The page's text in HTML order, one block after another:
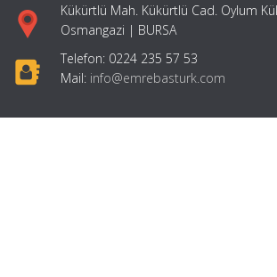
Kükürtlü Mah. Kükürtlü Cad. Oylum
Osmangazi | BURSA
Telefon: 0224 235 57 53
Mail: info@emrebasturk.com
Hızlı Menü